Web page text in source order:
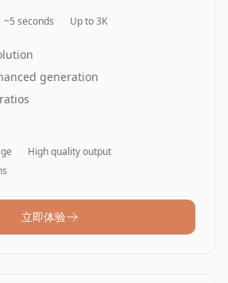
~5 seconds Up to 3K
generation
High quality output
立即体验